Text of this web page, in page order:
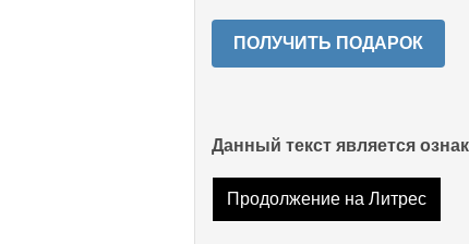
ПОЛУЧИТЬ ПОДАРОК
Данный текст является
Продолжение на Литрес